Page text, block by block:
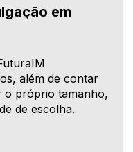
em
além de contar
o próprio tamanho,
de escolha.